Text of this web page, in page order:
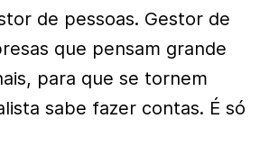
de pessoas. Gestor de
que pensam grande
para que se tornem
sabe fazer contas. É só